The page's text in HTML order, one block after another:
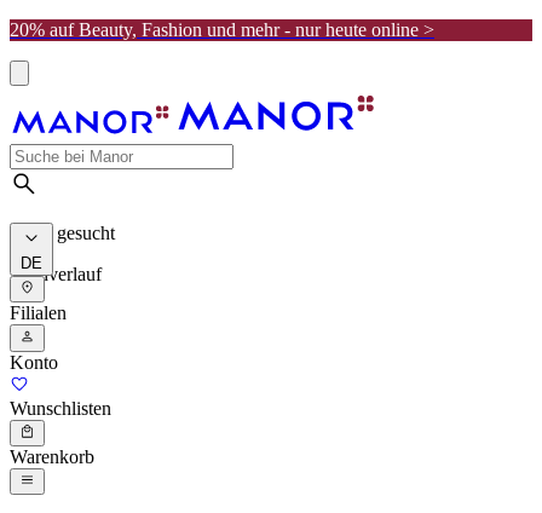
20% auf Beauty, Fashion und mehr - nur heute online >
Meist gesucht
Suchverlauf
DE
Filialen
Konto
Wunschlisten
Warenkorb